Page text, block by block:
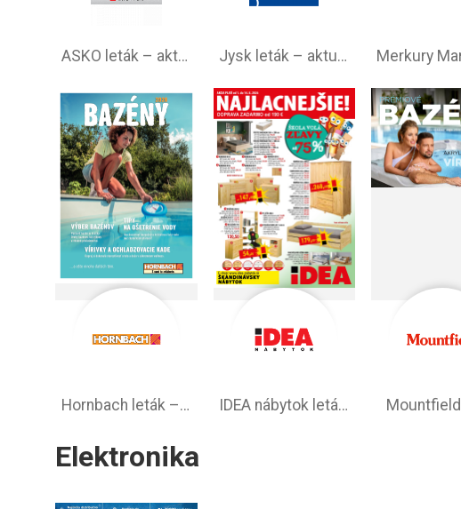
ASKO leták – aktuálna ponuka Jysk leták – aktuálna ponuka
Hornbach leták – aktuálna ponuka IDEA nábytok leták – akciová ponuka
Elektronika